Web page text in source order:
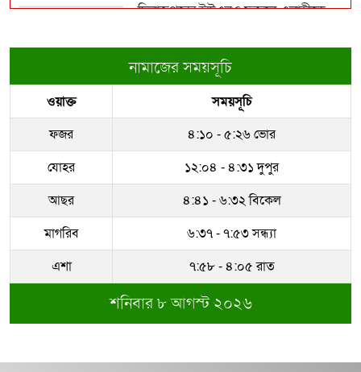
যাচ্ছেন প্...
ফের বাড়ল স্বর্ণের দাম
অস্ট্রেলিয়ার নাগরিকত্ব পেলেন ইরানের ২
‘বিদ্রোহী’ ফ...
দিনাজপুরের ইউএনও ফজলে এলাহীকে
রাজউকের ইমারত পরিদর্শক বাপ্পিকে
জোন-৮ এ বদলী
ধরাকে সরা জ্ঞান করেন উমেদার রানা
সম্পদের পাহাড় গড়েছেন নকল নবিশ
আতাউর রহমান
অবশেষে বরখাস্ত রাজউকের শফিউল্লাহ
নামাজের সময়সূচি
ওয়াক্ত
সময়সূচি
ফজর
৪:১০ - ৫:২৬ ভোর
যোহর
১২:০৪ - ৪:৩১ দুপুর
আছর
৪:৪১ - ৬:৩২ বিকেল
মাগরিব
৬:৩৭ - ৭:৫৩ সন্ধ্যা
এশা
৭:৫৮ - ৪:০৫ রাত
শনিবার ৮ আগস্ট ২০২৬